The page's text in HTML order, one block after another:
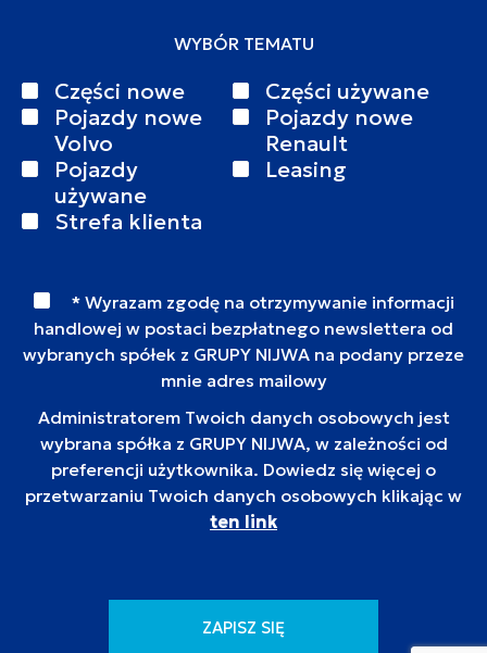
WYBÓR TEMATU
Części nowe
Części używane
Pojazdy nowe
Volvo
Pojazdy nowe
Renault
Pojazdy
używane
Leasing
Strefa klienta
* Wyrazam zgodę na otrzymywanie informacji
handlowej w postaci bezpłatnego newslettera od
wybranych spółek z GRUPY NIJWA na podany przeze
mnie adres mailowy
Administratorem Twoich danych osobowych jest
wybrana spółka z GRUPY NIJWA, w zależności od
preferencji użytkownika. Dowiedz się więcej o
przetwarzaniu Twoich danych osobowych klikając w
ten link